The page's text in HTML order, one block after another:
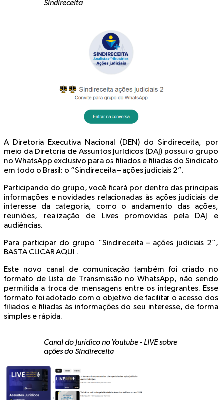
Sindireceita
A Diretoria Executiva Nacional (DEN) do Sindireceita, por
meio da Diretoria de Assuntos Jurídicos (DAJ) possui o grupo
no WhatsApp exclusivo para os filiados e filiadas do Sindicato
em todo o Brasil: o “Sindireceita – ações judiciais 2”.
Participando do grupo, você ficará por dentro das principais
informações e novidades relacionadas às ações judiciais de
interesse da categoria, como o andamento das ações,
reuniões, realização de Lives promovidas pela DAJ e
audiências.
Para participar do grupo “Sindireceita – ações judiciais 2”,
BASTA CLICAR AQUI .
Este novo canal de comunicação também foi criado no
formato de Lista de Transmissão no WhatsApp, não sendo
permitida a troca de mensagens entre os integrantes. Esse
formato foi adotado com o objetivo de facilitar o acesso dos
filiados e filiadas às informações do seu interesse, de forma
simples e rápida.
Canal do Jurídico no Youtube - LIVE sobre
ações do Sindireceita